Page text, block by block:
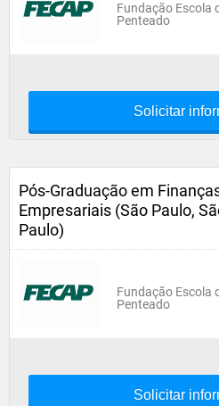
Fundação Escola
Penteado
Solicitar
Pós-Graduação em
Empresariais (São Paulo,
Paulo)
Fundação Escola
Penteado
Solicitar